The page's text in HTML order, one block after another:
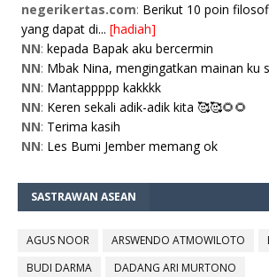
negerikertas.com: Berikut 10 poin
yang dapat di... [hadiah]
NN: kepada Bapak aku bercermin
NN: Mbak Nina, mengingatkan mainan ku
NN: Mantappppp kakkkk
NN: Keren sekali adik-adik kita 🥰🥰🌻🌻
NN: Terima kasih
NN: Les Bumi Jember memang ok
SASTRAWAN ASEAN
AGUS NOOR ARSWENDO ATMOWILOTO
BUDI DARMA
DADANG ARI MURTONO